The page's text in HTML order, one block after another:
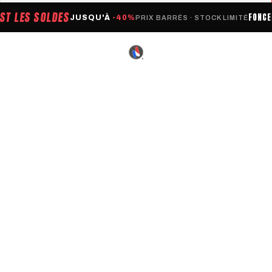
LES SOLDESJUSQU'À -40%PRIX BARRÉS · STOCK LIMITÉ